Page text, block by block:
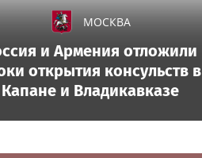
МОСКВА
и Армения отложили
открытия консульств в
Капане и Владикавказе